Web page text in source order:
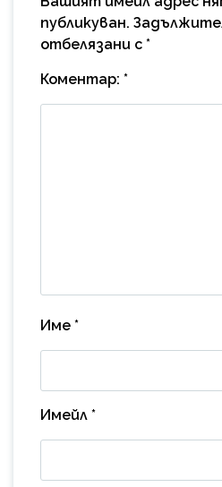
публикуван.
отбелязани с *
Коментар: *
Име *
Имейл *